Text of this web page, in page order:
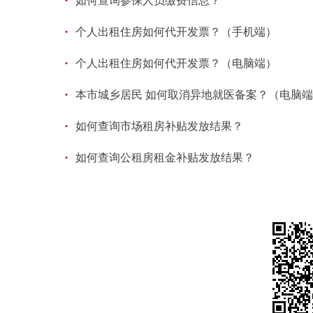
· 个人出租住房如何代开发票？（手机端）
· 个人出租住房如何代开发票？（电脑端）
· 本市城乡居民 如何取消异地就医备案？（电脑
· 如何查询市场租房补贴发放结果？
· 如何查询公租房租金补贴发放结果？